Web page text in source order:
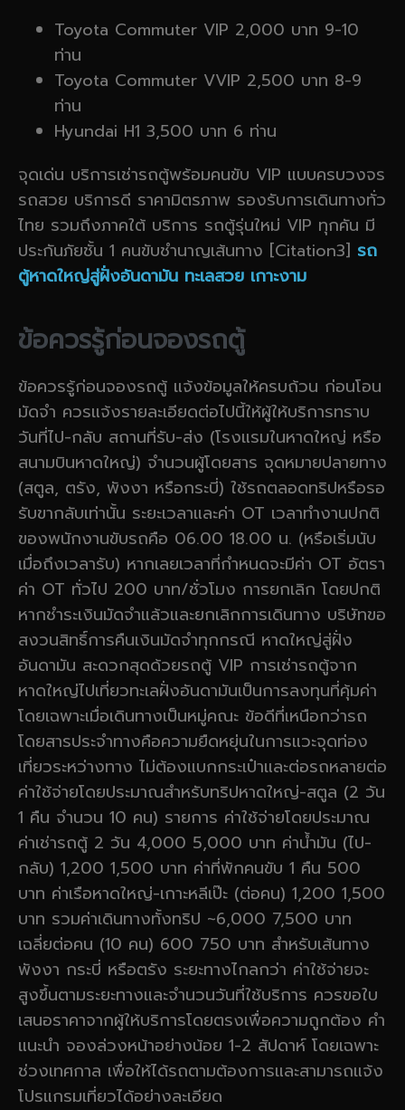
Toyota Commuter VIP 2,000 บาท 9-10
ท่าน
Toyota Commuter VVIP 2,500 บาท 8-9
ท่าน
Hyundai H1 3,500 บาท 6 ท่าน
จุดเด่น บริการเช่ารถตู้พร้อมคนขับ VIP แบบครบวงจร
รถสวย บริการดี ราคามิตรภาพ รองรับการเดินทางทั่ว
ไทย รวมถึงภาคใต้ บริการ รถตู้รุ่นใหม่ VIP ทุกคัน มี
ประกันภัยชั้น 1 คนขับชำนาญเส้นทาง [Citation3] รถ
ตู้หาดใหญ่สู่ฝั่งอันดามัน ทะเลสวย เกาะงาม
ข้อควรรู้ก่อนจองรถตู้
ข้อควรรู้ก่อนจองรถตู้ แจ้งข้อมูลให้ครบถ้วน ก่อนโอน
มัดจำ ควรแจ้งรายละเอียดต่อไปนี้ให้ผู้ให้บริการทราบ
วันที่ไป-กลับ สถานที่รับ-ส่ง (โรงแรมในหาดใหญ่ หรือ
สนามบินหาดใหญ่) จำนวนผู้โดยสาร จุดหมายปลายทาง
(สตูล, ตรัง, พังงา หรือกระบี่) ใช้รถตลอดทริปหรือรอ
รับขากลับเท่านั้น ระยะเวลาและค่า OT เวลาทำงานปกติ
ของพนักงานขับรถคือ 06.00 18.00 น. (หรือเริ่มนับ
เมื่อถึงเวลารับ) หากเลยเวลาที่กำหนดจะมีค่า OT อัตรา
ค่า OT ทั่วไป 200 บาท/ชั่วโมง การยกเลิก โดยปกติ
หากชำระเงินมัดจำแล้วและยกเลิกการเดินทาง บริษัทขอ
สงวนสิทธิ์การคืนเงินมัดจำทุกกรณี หาดใหญ่สู่ฝั่ง
อันดามัน สะดวกสุดด้วยรถตู้ VIP การเช่ารถตู้จาก
หาดใหญ่ไปเที่ยวทะเลฝั่งอันดามันเป็นการลงทุนที่คุ้มค่า
โดยเฉพาะเมื่อเดินทางเป็นหมู่คณะ ข้อดีที่เหนือกว่ารถ
โดยสารประจำทางคือความยืดหยุ่นในการแวะจุดท่อง
เที่ยวระหว่างทาง ไม่ต้องแบกกระเป๋าและต่อรถหลายต่อ
ค่าใช้จ่ายโดยประมาณสำหรับทริปหาดใหญ่-สตูล (2 วัน
1 คืน จำนวน 10 คน) รายการ ค่าใช้จ่ายโดยประมาณ
ค่าเช่ารถตู้ 2 วัน 4,000 5,000 บาท ค่าน้ำมัน (ไป-
กลับ) 1,200 1,500 บาท ค่าที่พักคนขับ 1 คืน 500
บาท ค่าเรือหาดใหญ่-เกาะหลีเป๊ะ (ต่อคน) 1,200 1,500
บาท รวมค่าเดินทางทั้งทริป ~6,000 7,500 บาท
เฉลี่ยต่อคน (10 คน) 600 750 บาท สำหรับเส้นทาง
พังงา กระบี่ หรือตรัง ระยะทางไกลกว่า ค่าใช้จ่ายจะ
สูงขึ้นตามระยะทางและจำนวนวันที่ใช้บริการ ควรขอใบ
เสนอราคาจากผู้ให้บริการโดยตรงเพื่อความถูกต้อง คำ
แนะนำ จองล่วงหน้าอย่างน้อย 1-2 สัปดาห์ โดยเฉพาะ
ช่วงเทศกาล เพื่อให้ได้รถตามต้องการและสามารถแจ้ง
โปรแกรมเที่ยวได้อย่างละเอียด